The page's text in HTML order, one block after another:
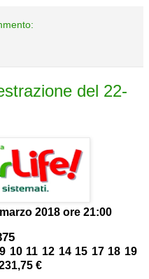
del 22-
2018 ore 21:00
10 11 12 14 15 17 18 19
€